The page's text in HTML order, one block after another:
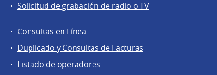
Solicitud de grabación de radio o TV
Agentes
regulados
Consultas en Línea
Duplicado y Consultas de Facturas
Listado de operadores